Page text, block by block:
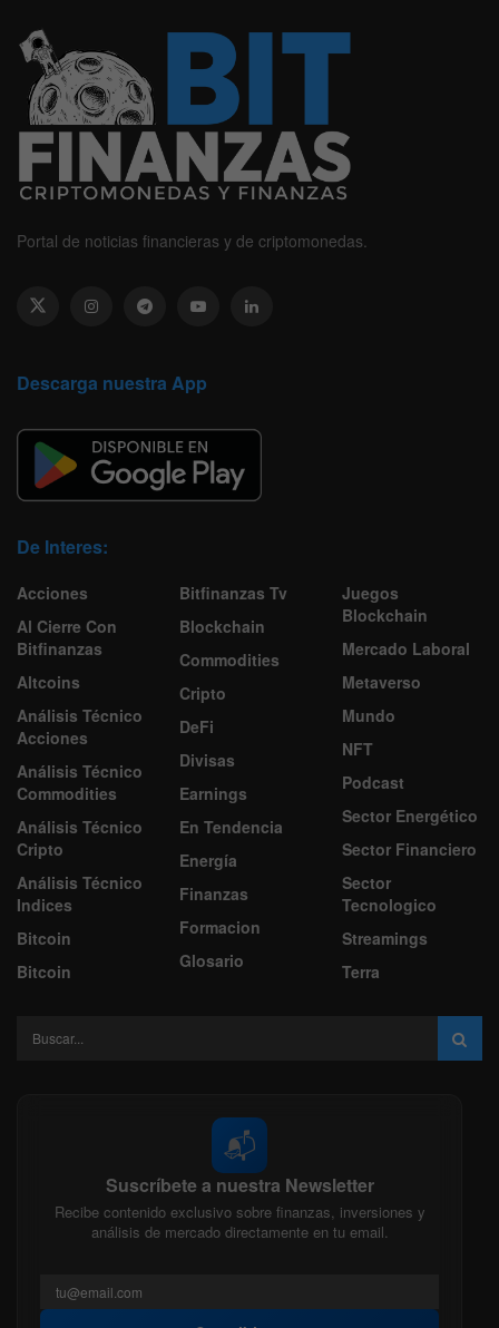
Portal de noticias financieras y de criptomonedas.
Descarga nuestra App
De Interes:
Acciones
Al Cierre Con
Bitfinanzas
Altcoins
Análisis Técnico
Acciones
Análisis Técnico
Commodities
Análisis Técnico
Cripto
Análisis Técnico
Indices
Bitcoin
Bitcoin
Bitfinanzas Tv
Blockchain
Commodities
Cripto
DeFi
Divisas
Earnings
En Tendencia
Energía
Finanzas
Formacion
Glosario
Juegos
Blockchain
Mercado Laboral
Metaverso
Mundo
NFT
Podcast
Sector Energético
Sector Financiero
Sector
Tecnologico
Streamings
Terra
📬
Suscríbete a nuestra Newsletter
Recibe contenido exclusivo sobre finanzas, inversiones y
análisis de mercado directamente en tu email.